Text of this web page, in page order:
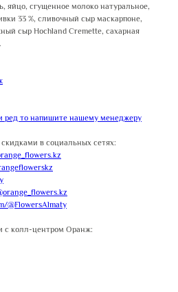
яйцо, сгущенное молоко натуральное,
33 %, сливочный сыр маскарпоне,
сыр Hochland Cremette, сахарная
ред то напишите нашему менеджеру
в социальных сетях:
@FlowersAlmaty
с колл-центром Оранж: